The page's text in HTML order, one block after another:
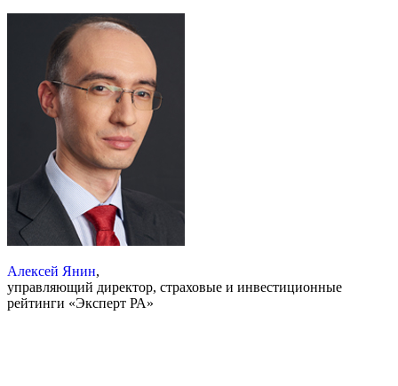
Алексей Янин,
управляющий директор, страховые и инвестиционные
рейтинги «Эксперт РА»